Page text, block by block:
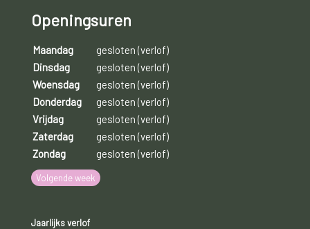
met bijnierinsufficiëntie is dit niet mogelijk, waardoor het lichaam in crisis
kan geraken. Je kunt je erg ziek voelen met symptomen zoals braken,
misselijkheid, buikpijn, diarree, hoofdpijn, nekpijn, koude rillingen,
sufheid,… . In erge gevallen kun je het bewustzijn verliezen.
Openingsuren
Maandag
gesloten (verlof)
Dinsdag
gesloten (verlof)
Woensdag
gesloten (verlof)
Donderdag
gesloten (verlof)
Vrijdag
gesloten (verlof)
Zaterdag
gesloten (verlof)
Zondag
gesloten (verlof)
Volgende week
Jaarlijks verlof